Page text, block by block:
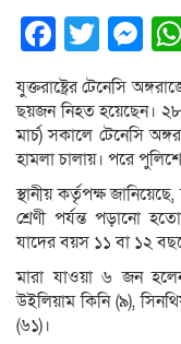
যুক্তরাষ্ট্রের টেনেসি
ছয়জন নিহত হয়েছেন।
মার্চ) সকালে টেনেসি
হামলা চালায়। পরে
স্থানীয় কর্তৃপক্ষ
শ্রেণী পর্যন্ত পড়ানো
যাদের বয়স ১১ বা ১২
মারা যাওয়া ৬ জন
উইলিয়াম কিনি (৯),
(৬১)।